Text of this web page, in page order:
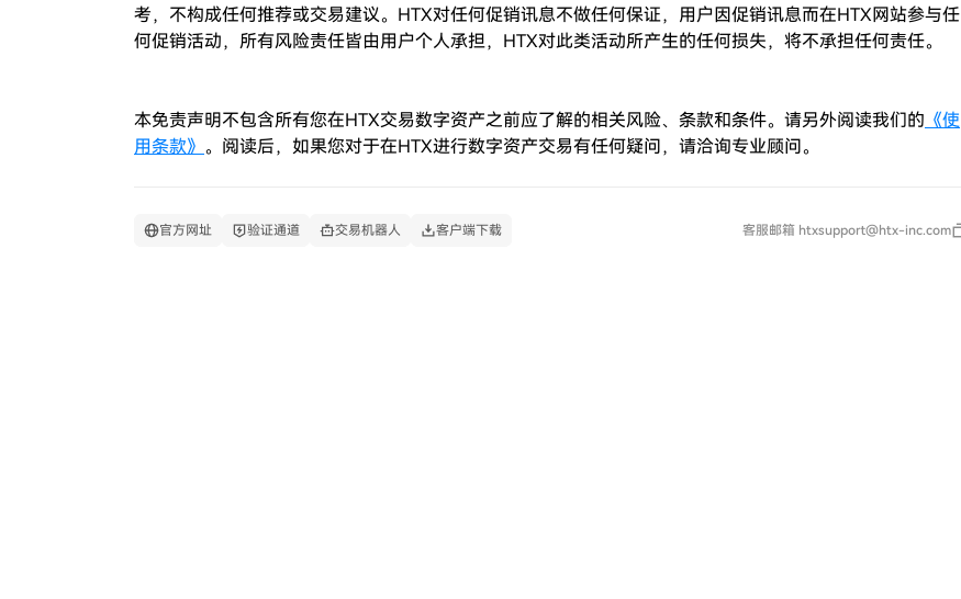
考，不构成任何推荐或交易建议。 HTX对任何促销讯息不做任何保证，用户因促销讯息而在HTX网站参与任
何促销活动，所有风险责任皆由用户个人承担， HTX对此类活动所产生的任何损失，将不承担任何责任。
本免责声明不包含所有您在HTX交易数字资产之前应了解的相关风险、条款和条件。请另外阅读我们的 《使
用条款》 。阅读后，如果您对于在HTX进行数字资产交易有任何疑问，请洽询专业顾问。
官方网址 验证通道 交易机器人 客户端下载 客服邮箱 htxsupport@htx-inc.com